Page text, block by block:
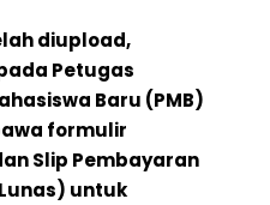
diupload,
Petugas
Baru (PMB)
formulir
Slip Pembayaran
untuk